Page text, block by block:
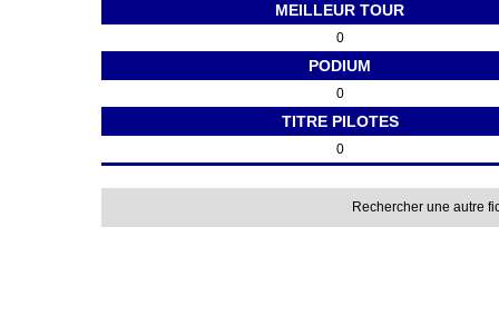
MEILLEUR TOUR
0
PODIUM
0
TITRE PILOTES
0
Rechercher une autre